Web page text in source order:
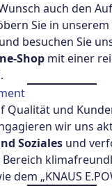
auch den
Sie in
und besuchen Sie
Shop mit einer
Qualität und
wir uns
Soziales und
dem „KNAUS